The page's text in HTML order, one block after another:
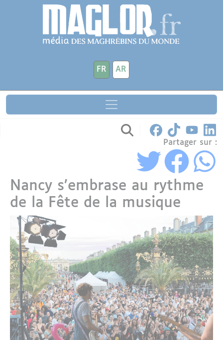
Aller au contenu principal
FR AR
Partager sur :
Nancy s’embrase au rythme
de la Fête de la musique
Panneau de gestion des cookies